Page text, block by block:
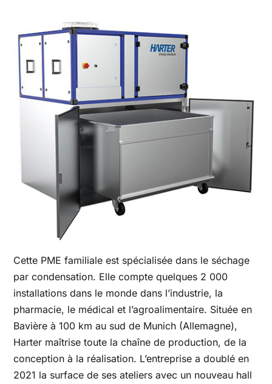
Cette PME familiale est spécialisée dans le séchage
par condensation. Elle compte quelques 2 000
installations dans le monde dans l’industrie, la
pharmacie, le médical et l’agroalimentaire. Située en
Bavière à 100 km au sud de Munich (Allemagne),
Harter maîtrise toute la chaîne de production, de la
conception à la réalisation. L’entreprise a doublé en
2021 la surface de ses ateliers avec un nouveau hall